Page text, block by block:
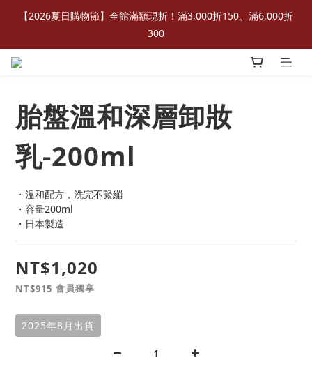
【2026夏日購物節】全館滿額現折！滿3,000折150、滿6,000折
300
胎盤溫和深層卸妝
乳-200ml
・溫和配方，洗完不緊繃
・容量200ml
・日本製造
NT$1,020
NT$915 會員獨享
2025年8月出貨